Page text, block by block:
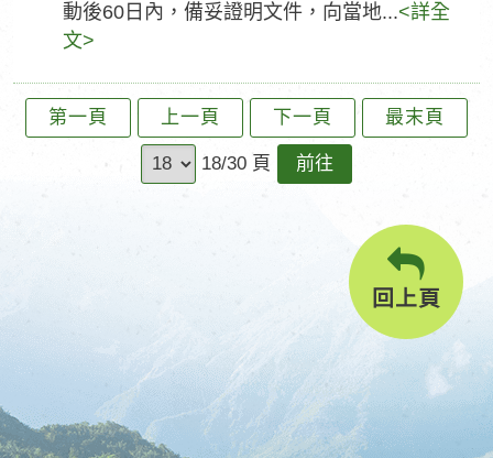
動後60日內，備妥證明文件，向當地...<詳全
文>
第一頁 上一頁 下一頁 最末頁
18/30 頁
往
回上頁